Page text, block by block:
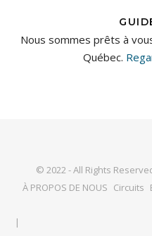
Nous sommes prêts à
Québec.
© 2022 - All Rights
À PROPOS DE NOUS Circuits